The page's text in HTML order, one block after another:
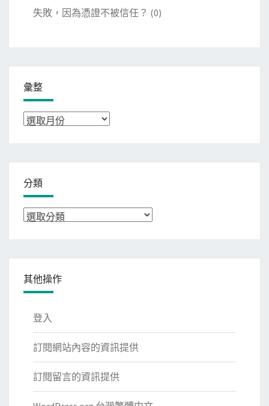
失敗，因為憑證不被信任？ (0)
彙整
彙
分類
分
其他操作
登入
訂閱網站內容的資訊提供
訂閱留言的資訊提供